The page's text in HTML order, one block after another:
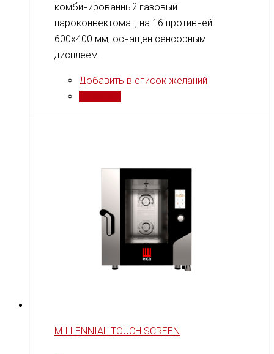
комбинированный газовый
пароконвектомат, на 16 противней
600x400 мм, оснащен сенсорным
дисплеем.
Добавить в список желаний
MILLENNIAL TOUCH SCREEN